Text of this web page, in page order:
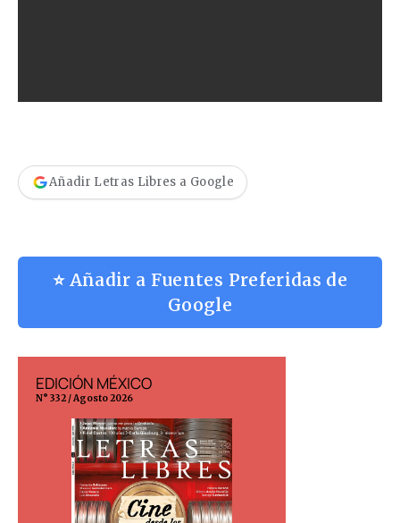
Añadir Letras Libres a Google
⭐ Añadir a Fuentes Preferidas de
Google
EDICIÓN MÉXICO
N° 332 / Agosto 2026